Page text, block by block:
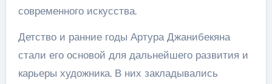
современного искусства.
Детство и ранние годы Артура Джанибекяна
стали его основой для дальнейшего развития и
карьеры художника. В них закладывались